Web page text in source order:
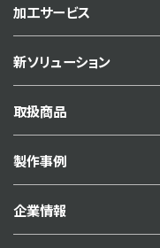
加工サービス
新ソリューション
取扱商品
製作事例
企業情報